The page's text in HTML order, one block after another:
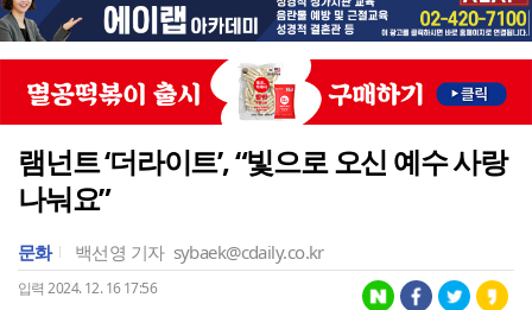
램넌트 ‘더라이트’, “빛으로 오신 예수 사랑
나눠요”
문화 백선영 기자 sybaek@cdaily.co.kr
입력 2024. 12. 16 17:56